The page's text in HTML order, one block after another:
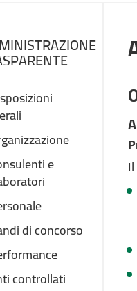
e
di concorso
controllati